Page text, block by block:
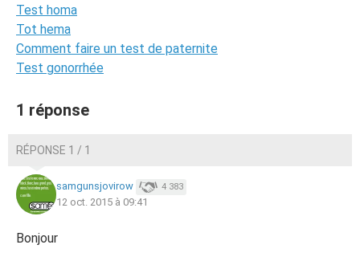
Test homa
Tot hema
Comment faire un test de paternite
Test gonorrhée
1 réponse
RÉPONSE 1 / 1
samgunsjovirow 4 383
12 oct. 2015 à 09:41
Bonjour